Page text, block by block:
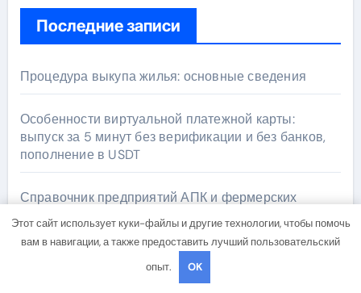
Последние записи
Процедура выкупа жилья: основные сведения
Особенности виртуальной платежной карты:
выпуск за 5 минут без верификации и без банков,
пополнение в USDT
Справочник предприятий АПК и фермерских
хозяйств на аграрной бирже
Этот сайт использует куки-файлы и другие технологии, чтобы помочь
вам в навигации, а также предоставить лучший пользовательский
опыт.
OK